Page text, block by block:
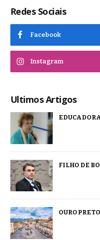
Redes Sociais
Facebook
Instagram
Ultimos Artigos
FILHO DE
OURO